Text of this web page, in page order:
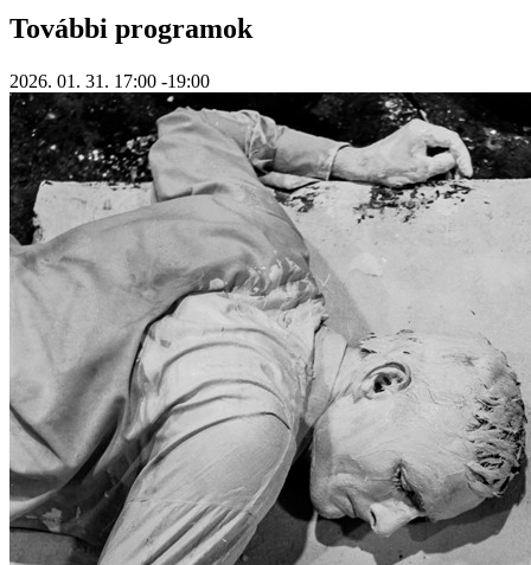
További programok
2026. 01. 31. 17:00 -19:00